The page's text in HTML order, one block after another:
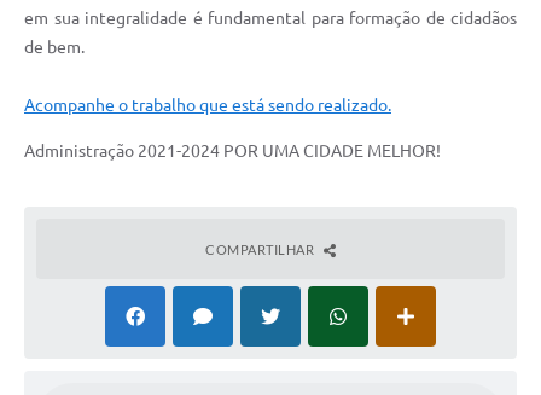
em sua integralidade é fundamental para formação de cidadãos
de bem.
Acompanhe o trabalho que está sendo realizado.
Administração 2021-2024 POR UMA CIDADE MELHOR!
COMPARTILHAR